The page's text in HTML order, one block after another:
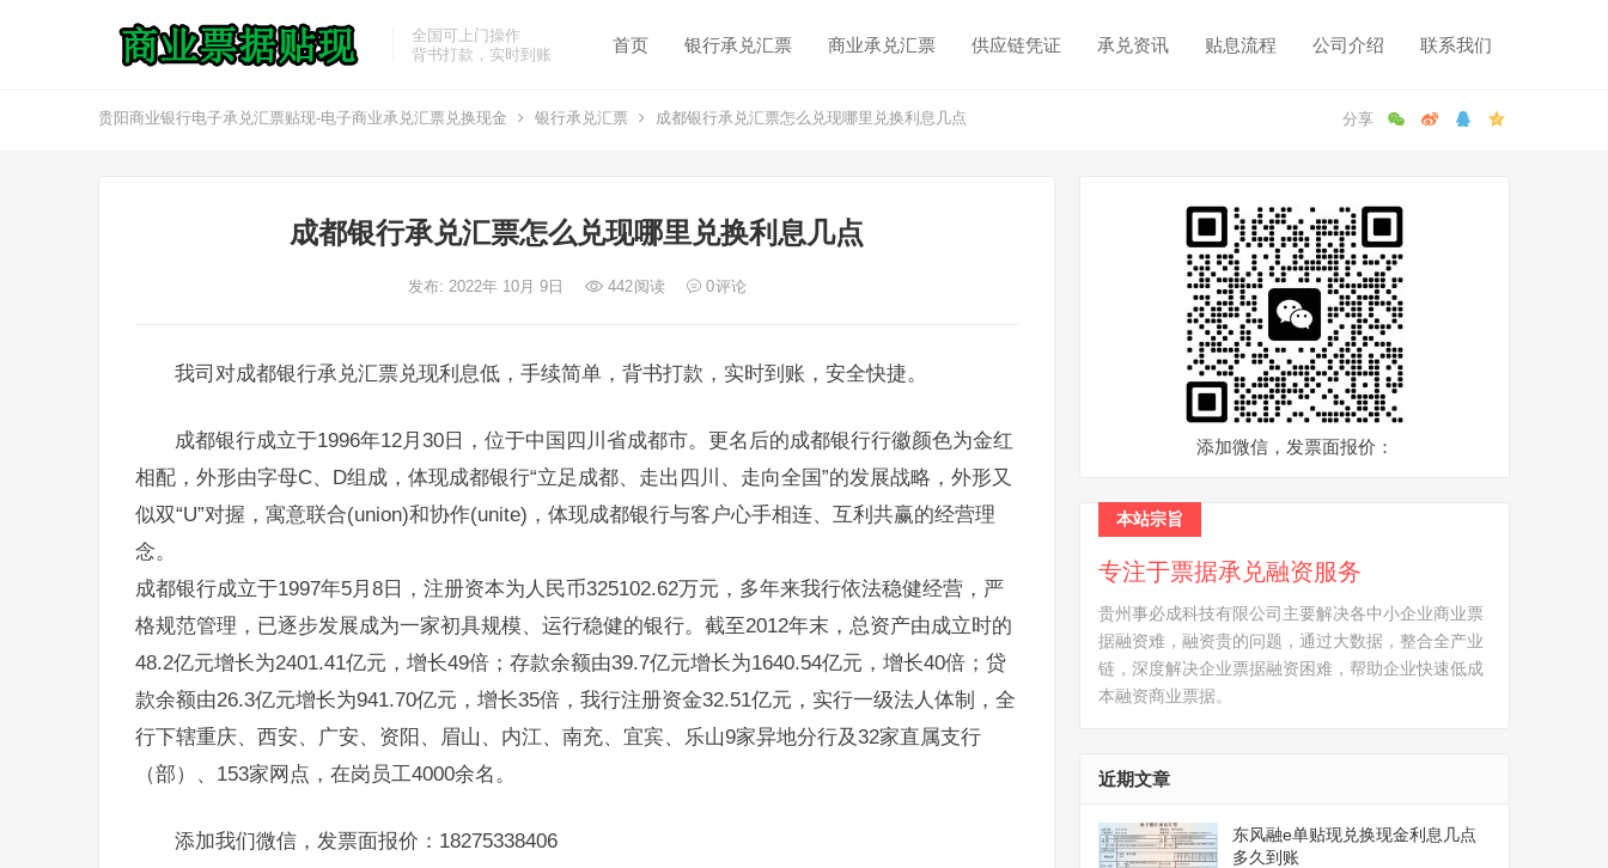
全国可上门操作
背书打款，实时到账
首页 银行承兑汇票 商业承兑汇票 供应链凭证 承兑资讯 贴息流程 公司介绍 联系我们
贵阳商业银行电子承兑汇票贴现-电子商业承兑汇票兑换现金 银行承兑汇票 成都银行承兑汇票怎么兑现哪里兑换利息几点
成都银行承兑汇票怎么兑现哪里兑换利息几点
发布: 2022年 10月 9日 442阅读 0评论
我司对成都银行承兑汇票兑现利息低，手续简单，背书打款，实时到账，安全快捷。
成都银行成立于1996年12月30日，位于中国四川省成都市。更名后的成都银行行徽颜色为金红
相配，外形由字母C、D组成，体现成都银行“立足成都、走出四川、走向全国”的发展战略，外形又
似双“U”对握，寓意联合(union)和协作(unite)，体现成都银行与客户心手相连、互利共赢的经营理
念。
成都银行成立于1997年5月8日，注册资本为人民币325102.62万元，多年来我行依法稳健经营，严
格规范管理，已逐步发展成为一家初具规模、运行稳健的银行。截至2012年末，总资产由成立时的
48.2亿元增长为2401.41亿元，增长49倍；存款余额由39.7亿元增长为1640.54亿元，增长40倍；贷
款余额由26.3亿元增长为941.70亿元，增长35倍，我行注册资金32.51亿元，实行一级法人体制，全
行下辖重庆、西安、广安、资阳、眉山、内江、南充、宜宾、乐山9家异地分行及32家直属支行
（部）、153家网点，在岗员工4000余名。
添加我们微信，发票面报价：18275338406
添加微信，发票面报价：
本站宗旨
专注于票据承兑融资服务
贵州事必成科技有限公司主要解决各中小企业商业票
据融资难，融资贵的问题，通过大数据，整合全产业
链，深度解决企业票据融资困难，帮助企业快速低成
本融资商业票据。
近期文章
东风融e单贴现兑换现金利息几点
多久到账